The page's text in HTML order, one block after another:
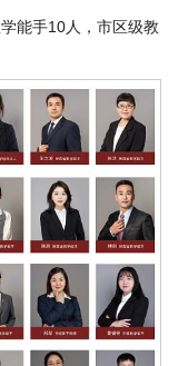
能手10人，市区级教